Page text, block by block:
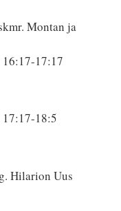
Montan ja
17:17
18:5
Hilarion Uus